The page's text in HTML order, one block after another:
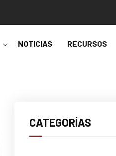
NOTICIAS RECURSOS
CATEGORÍAS